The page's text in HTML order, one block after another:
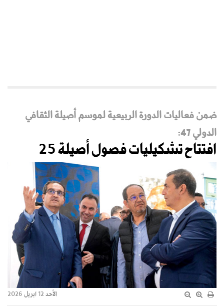
ضمن فعاليات الدورة الربيعية لموسم أصيلة الثقافي
الدولي 47:
افتتاح تشكيليات فصول أصيلة 25
الأحد 12 ابريل 2026